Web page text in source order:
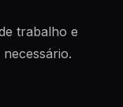
trabalho e